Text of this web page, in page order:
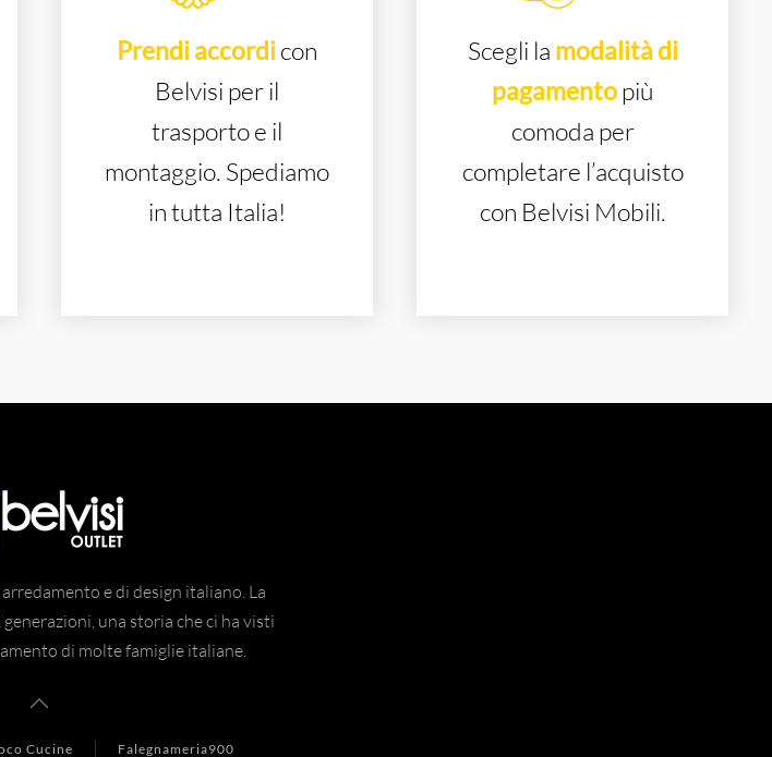
Prendi accordicon
Belvisi per il
trasporto e il
montaggio. Spediamo
in tutta Italia!
Scegli la modalità di
pagamentopiù
comoda per
completare l’acquisto
con Belvisi Mobili.
e di design italiano. La
una storia che ci ha visti
di molte famiglie italiane.
Cucine Falegnameria900